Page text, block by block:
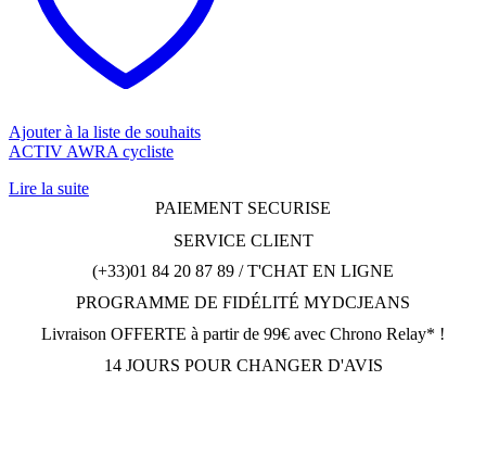
Ajouter à la liste de souhaits
ACTIV AWRA cycliste
Lire la suite
PAIEMENT SECURISE
SERVICE CLIENT
(+33)01 84 20 87 89 / T'CHAT EN LIGNE
PROGRAMME DE FIDÉLITÉ MYDCJEANS
Livraison OFFERTE à partir de 99€ avec Chrono Relay* !
14 JOURS POUR CHANGER D'AVIS